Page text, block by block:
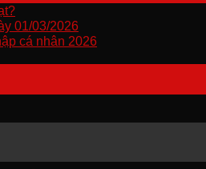
01/03/2026
cá nhân 2026